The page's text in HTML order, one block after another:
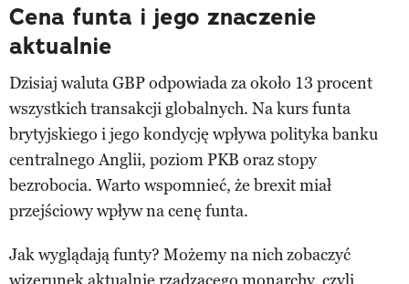
Cena funta i jego znaczenie
aktualnie
Dzisiaj waluta GBP odpowiada za około 13 procent
wszystkich transakcji globalnych. Na kurs funta
brytyjskiego i jego kondycję wpływa polityka banku
centralnego Anglii, poziom PKB oraz stopy
bezrobocia. Warto wspomnieć, że brexit miał
przejściowy wpływ na cenę funta.
Jak wyglądają funty? Możemy na nich zobaczyć